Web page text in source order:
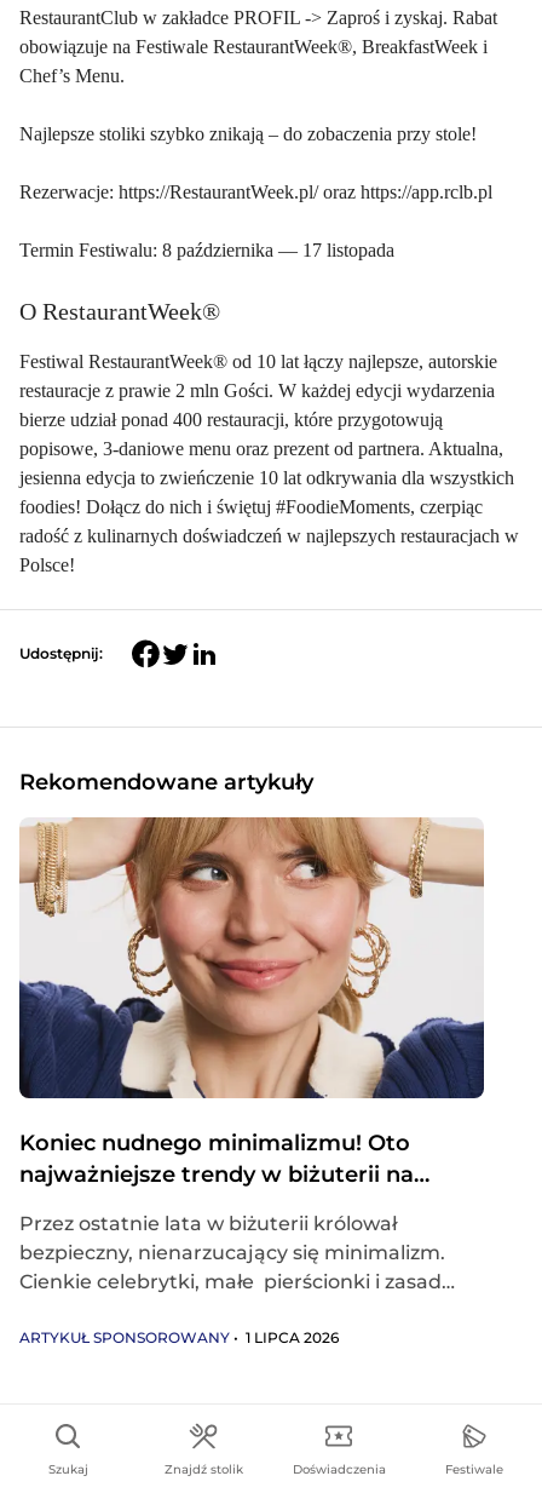
RestaurantClub w zakładce PROFIL -> Zaproś i zyskaj. Rabat
obowiązuje na Festiwale RestaurantWeek®, BreakfastWeek i
Chef’s Menu.
Najlepsze stoliki szybko znikają – do zobaczenia przy stole!
Rezerwacje: https://RestaurantWeek.pl/oraz https://app.rclb.pl
Termin Festiwalu: 8 października — 17 listopada
O RestaurantWeek®
Festiwal RestaurantWeek® od 10 lat łączy najlepsze, autorskie
restauracje z prawie 2 mln Gości. W każdej edycji wydarzenia
bierze udział ponad 400 restauracji, które przygotowują
popisowe, 3-daniowe menu oraz prezent od partnera. Aktualna,
jesienna edycja to zwieńczenie 10 lat odkrywania dla wszystkich
foodies! Dołącz do nich i świętuj #FoodieMoments, czerpiąc
radość z kulinarnych doświadczeń w najlepszych restauracjach w
Polsce!
Udostępnij:
Rekomendowane artykuły
Koniec nudnego minimalizmu! Oto
najważniejsze trendy w biżuterii na
Przez ostatnie lata w biżuterii królował
bezpieczny, nienarzucający się minimalizm.
Cienkie celebrytki, małe pierścionki i zasada
odchodzą do lamusa.W 2026 roku biżuteria
kolorów i przede wszystkim – indywidualna,
wyrażająca temperament i nastrój dnia.
ARTYKUŁ SPONSOROWANY • 1 LIPCA 2026
Szukaj Znajdź stolik Doświadczenia Festiwale